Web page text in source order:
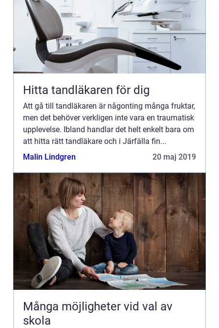
Hitta tandläkaren för dig
Att gå till tandläkaren är någonting många fruktar,
men det behöver verkligen inte vara en traumatisk
upplevelse. Ibland handlar det helt enkelt bara om
att hitta rätt tandläkare och i Järfälla fin...
Malin Lindgren
20 maj 2019
Många möjligheter vid val av
skola